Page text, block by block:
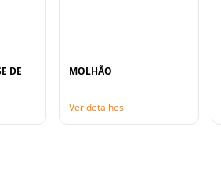
DE
MOLHÃO
Ver detalhes